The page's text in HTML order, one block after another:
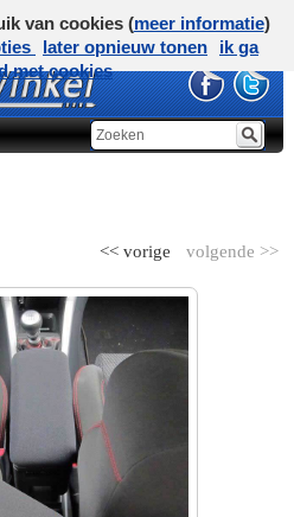
volgende >>
<< vorige
van cookies (meer informatie)
later opnieuw tonen
ik ga
met cookies